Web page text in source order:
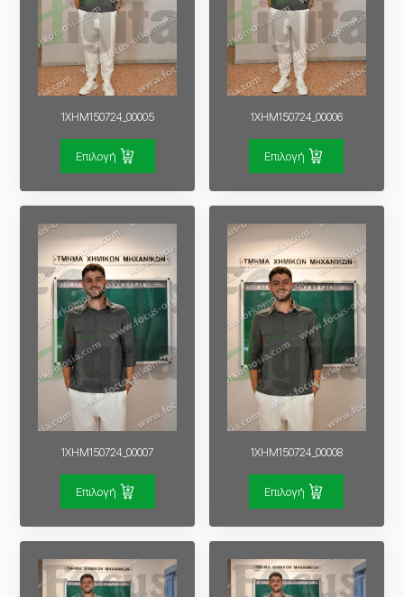
1XHM150724_00005
Επιλογή
1XHM150724_00006
Επιλογή
1XHM150724_00007
Επιλογή
1XHM150724_00008
Επιλογή